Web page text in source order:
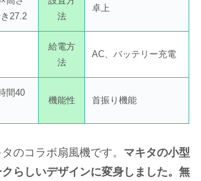
27.2
法
卓上
給電方
法
AC、バッテリー充電
間40
機能性 首振り機能
のコラボ扇風機です。 マキタの小型
らしいデザインに変身しました。無